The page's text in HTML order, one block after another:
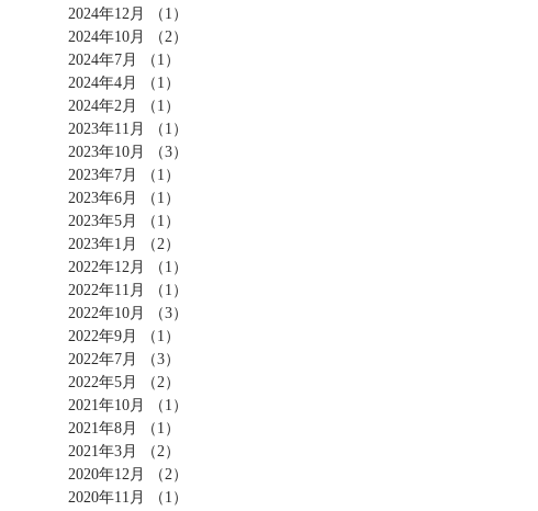
2024年12月
（1）
2024年10月
（2）
2024年7月
（1）
2024年4月
（1）
2024年2月
（1）
2023年11月
（1）
2023年10月
（3）
2023年7月
（1）
2023年6月
（1）
2023年5月
（1）
2023年1月
（2）
2022年12月
（1）
2022年11月
（1）
2022年10月
（3）
2022年9月
（1）
2022年7月
（3）
2022年5月
（2）
2021年10月
（1）
2021年8月
（1）
2021年3月
（2）
2020年12月
（2）
2020年11月
（1）